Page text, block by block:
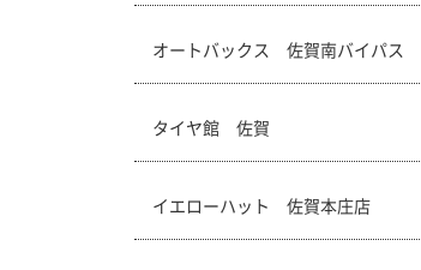
オートバックス 佐賀南バイパス
タイヤ館 佐賀
イエローハット 佐賀本庄店